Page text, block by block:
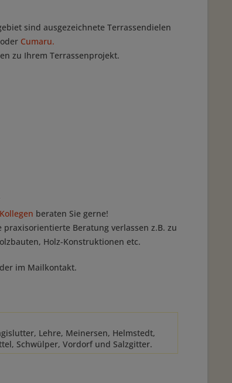
sind ausgezeichnete Terrassendielen
Cumaru.
zu Ihrem Terrassenprojekt.
beraten Sie gerne!
Beratung verlassen z.B. zu
Holz-Konstruktionen etc.
im Mailkontakt.
Lehre, Meinersen, Helmstedt,
Schwülper, Vordorf und Salzgitter.